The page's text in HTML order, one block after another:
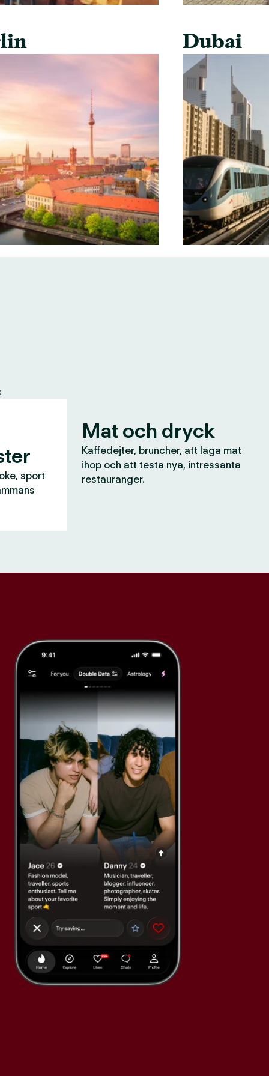
Dubai
sport
Mat och dryck
Kaffedejter, bruncher, att laga mat
ihop och att testa nya, intressanta
restauranger.